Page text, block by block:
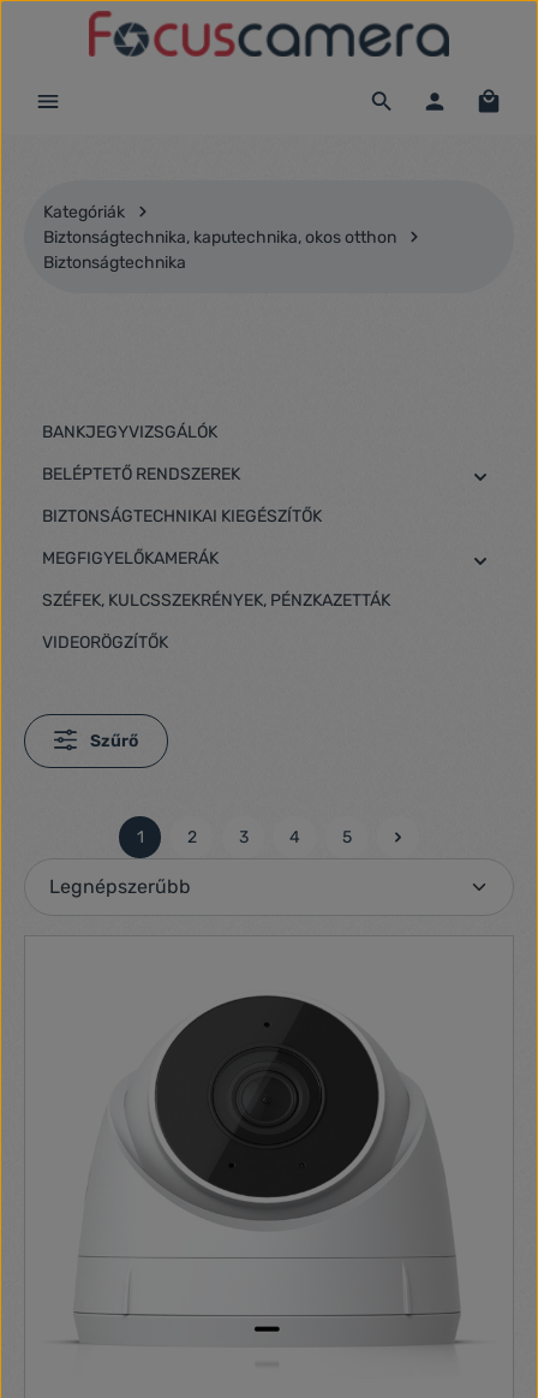
Ugrás a fő tartalomra
Kategóriák
Biztonságtechnika, kaputechnika, okos otthon
Biztonságtechnika
BANKJEGYVIZSGÁLÓK
BELÉPTETŐ RENDSZEREK
BIZTONSÁGTECHNIKAI KIEGÉSZÍTŐK
MEGFIGYELŐKAMERÁK
SZÉFEK, KULCSSZEKRÉNYEK, PÉNZKAZETTÁK
VIDEORÖGZÍTŐK
Szűrő
Oldal
1
Oldal
2
Oldal
3
Oldal
4
Oldal
5